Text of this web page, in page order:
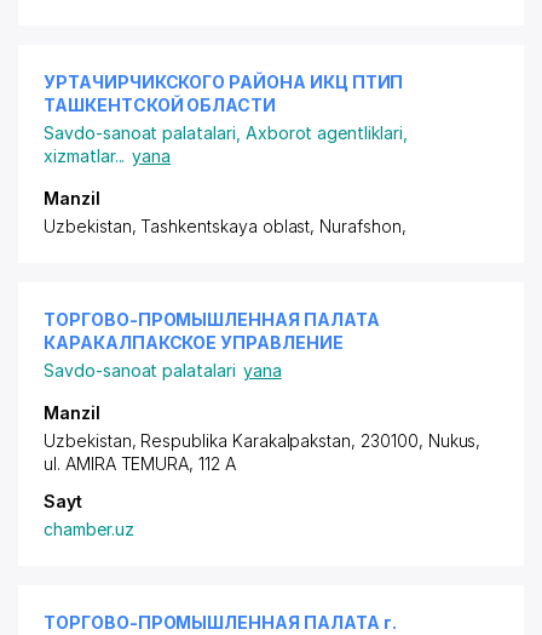
УРТАЧИРЧИКСКОГО РАЙОНА ИКЦ ПТИП
ТАШКЕНТСКОЙ ОБЛАСТИ
Savdo-sanoat palatalari Axborot agentliklari,
xizmatlar... yana
Manzil
Uzbekistan, Tashkentskaya oblast, Nurafshon,
ТОРГОВО-ПРОМЫШЛЕННАЯ ПАЛАТА
КАРАКАЛПАКСКОЕ УПРАВЛЕНИЕ
Savdo-sanoat palatalari yana
Manzil
Uzbekistan, Respublika Karakalpakstan, 230100, Nukus,
ul. AMIRA TEMURA, 112 A
Sayt
chamber.uz
ТОРГОВО-ПРОМЫШЛЕННАЯ ПАЛАТА г.